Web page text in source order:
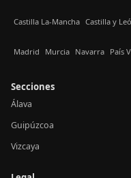
Castilla La-Mancha Castilla y
Madrid Murcia Navarra País
Secciones
Álava
Guipúzcoa
Vizcaya